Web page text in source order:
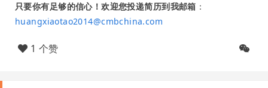
只要你有足够的信心！欢迎您投递简历到我邮箱 ：
huangxiaotao2014@cmbchina.com
1 个赞